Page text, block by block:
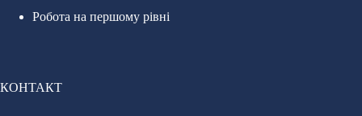
Робота на першому рівні
КОНТАКТ